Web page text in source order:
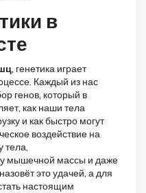
в
, генетика играет
Каждый из нас
генов, который в
как наши тела
и как быстро могут
воздействие на
тела,
мышечной массы и даже
это удачей, а для
настоящим